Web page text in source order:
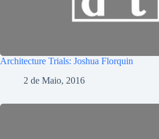
Architecture Trials: Joshua Florquin
2 de Maio, 2016